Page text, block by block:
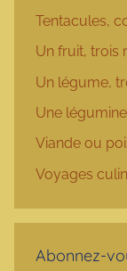
Tentacules,
Un fruit, trois
Un légume,
Une
Viande ou
Voyages
Abonnez-